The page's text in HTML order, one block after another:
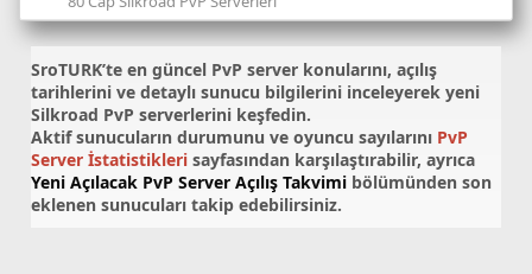
SroTURK’te en güncel PvP server konularını, açılış
tarihlerini ve detaylı sunucu bilgilerini inceleyerek yeni
Silkroad PvP serverlerini keşfedin.
Aktif sunucuların durumunu ve oyuncu sayılarını PvP
Server İstatistikleri sayfasından karşılaştırabilir, ayrıca
Yeni Açılacak PvP Server Açılış Takvimi bölümünden son
eklenen sunucuları takip edebilirsiniz.